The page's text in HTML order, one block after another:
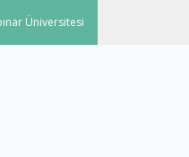
Üniversitesi